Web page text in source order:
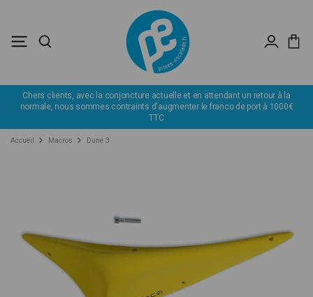
clients, avec la conjoncture actuelle et en attendant un retour à la
nous sommes contraints d'augmenter le franco de port à 1000€
Accueil Macros Dune 3